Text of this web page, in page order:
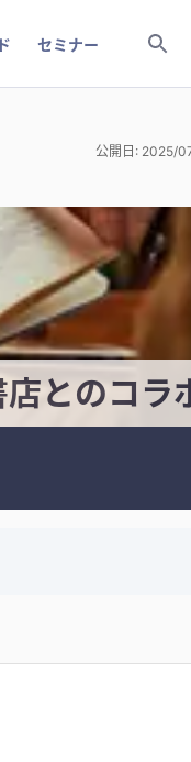
セミナー
公開日: 2025/
とのコラ